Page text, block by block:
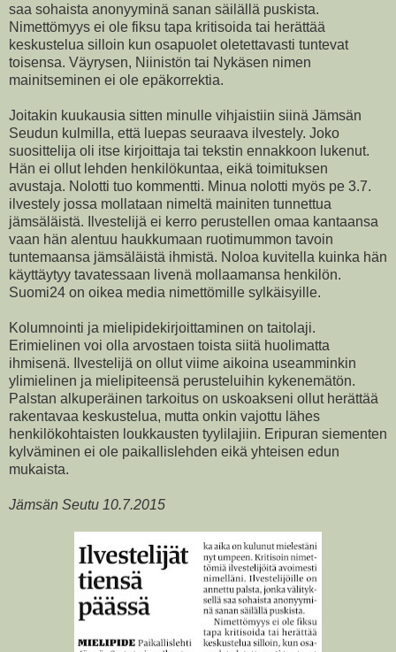
saa sohaista anonyyminä sanan säilällä puskista.
Nimettömyys ei ole fiksu tapa kritisoida tai herättää
keskustelua silloin kun osapuolet oletettavasti tuntevat
toisensa. Väyrysen, Niinistön tai Nykäsen nimen
mainitseminen ei ole epäkorrektia.
Joitakin kuukausia sitten minulle vihjaistiin siinä Jämsän
Seudun kulmilla, että luepas seuraava ilvestely. Joko
suosittelija oli itse kirjoittaja tai tekstin ennakkoon lukenut.
Hän ei ollut lehden henkilökuntaa, eikä toimituksen
avustaja. Nolotti tuo kommentti. Minua nolotti myös pe 3.7.
ilvestely jossa mollataan nimeltä mainiten tunnettua
jämsäläistä. Ilvestelijä ei kerro perustellen omaa kantaansa
vaan hän alentuu haukkumaan ruotimummon tavoin
tuntemaansa jämsäläistä ihmistä. Noloa kuvitella kuinka hän
käyttäytyy tavatessaan livenä mollaamansa henkilön.
Suomi24 on oikea media nimettömille sylkäisyille.
Kolumnointi ja mielipidekirjoittaminen on taitolaji.
Erimielinen voi olla arvostaen toista siitä huolimatta
ihmisenä. Ilvestelijä on ollut viime aikoina useamminkin
ylimielinen ja mielipiteensä perusteluihin kykenemätön.
Palstan alkuperäinen tarkoitus on uskoakseni ollut herättää
rakentavaa keskustelua, mutta onkin vajottu lähes
henkilökohtaisten loukkausten tyylilajiin. Eripuran siementen
kylväminen ei ole paikallislehden eikä yhteisen edun
mukaista.
Jämsän Seutu 10.7.2015